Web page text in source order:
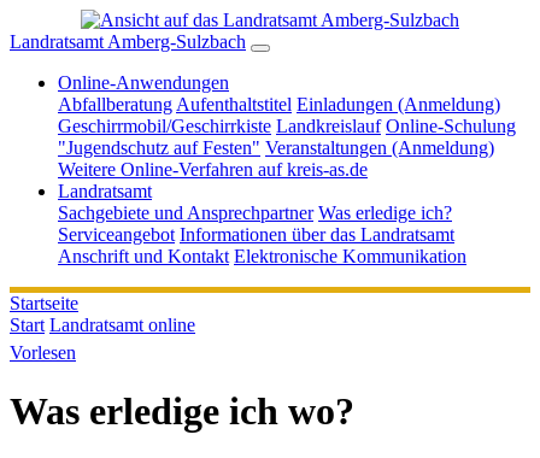
Landratsamt Amberg-Sulzbach
Online-Anwendungen
Abfallberatung Aufenthaltstitel Einladungen (Anmeldung)
Geschirrmobil/Geschirrkiste Landkreislauf Online-Schulung
"Jugendschutz auf Festen" Veranstaltungen (Anmeldung)
Weitere Online-Verfahren auf kreis-as.de
Landratsamt
Sachgebiete und Ansprechpartner Was erledige ich?
Serviceangebot Informationen über das Landratsamt
Anschrift und Kontakt Elektronische Kommunikation
Startseite
Start Landratsamt online
Vorlesen
Was erledige ich wo?